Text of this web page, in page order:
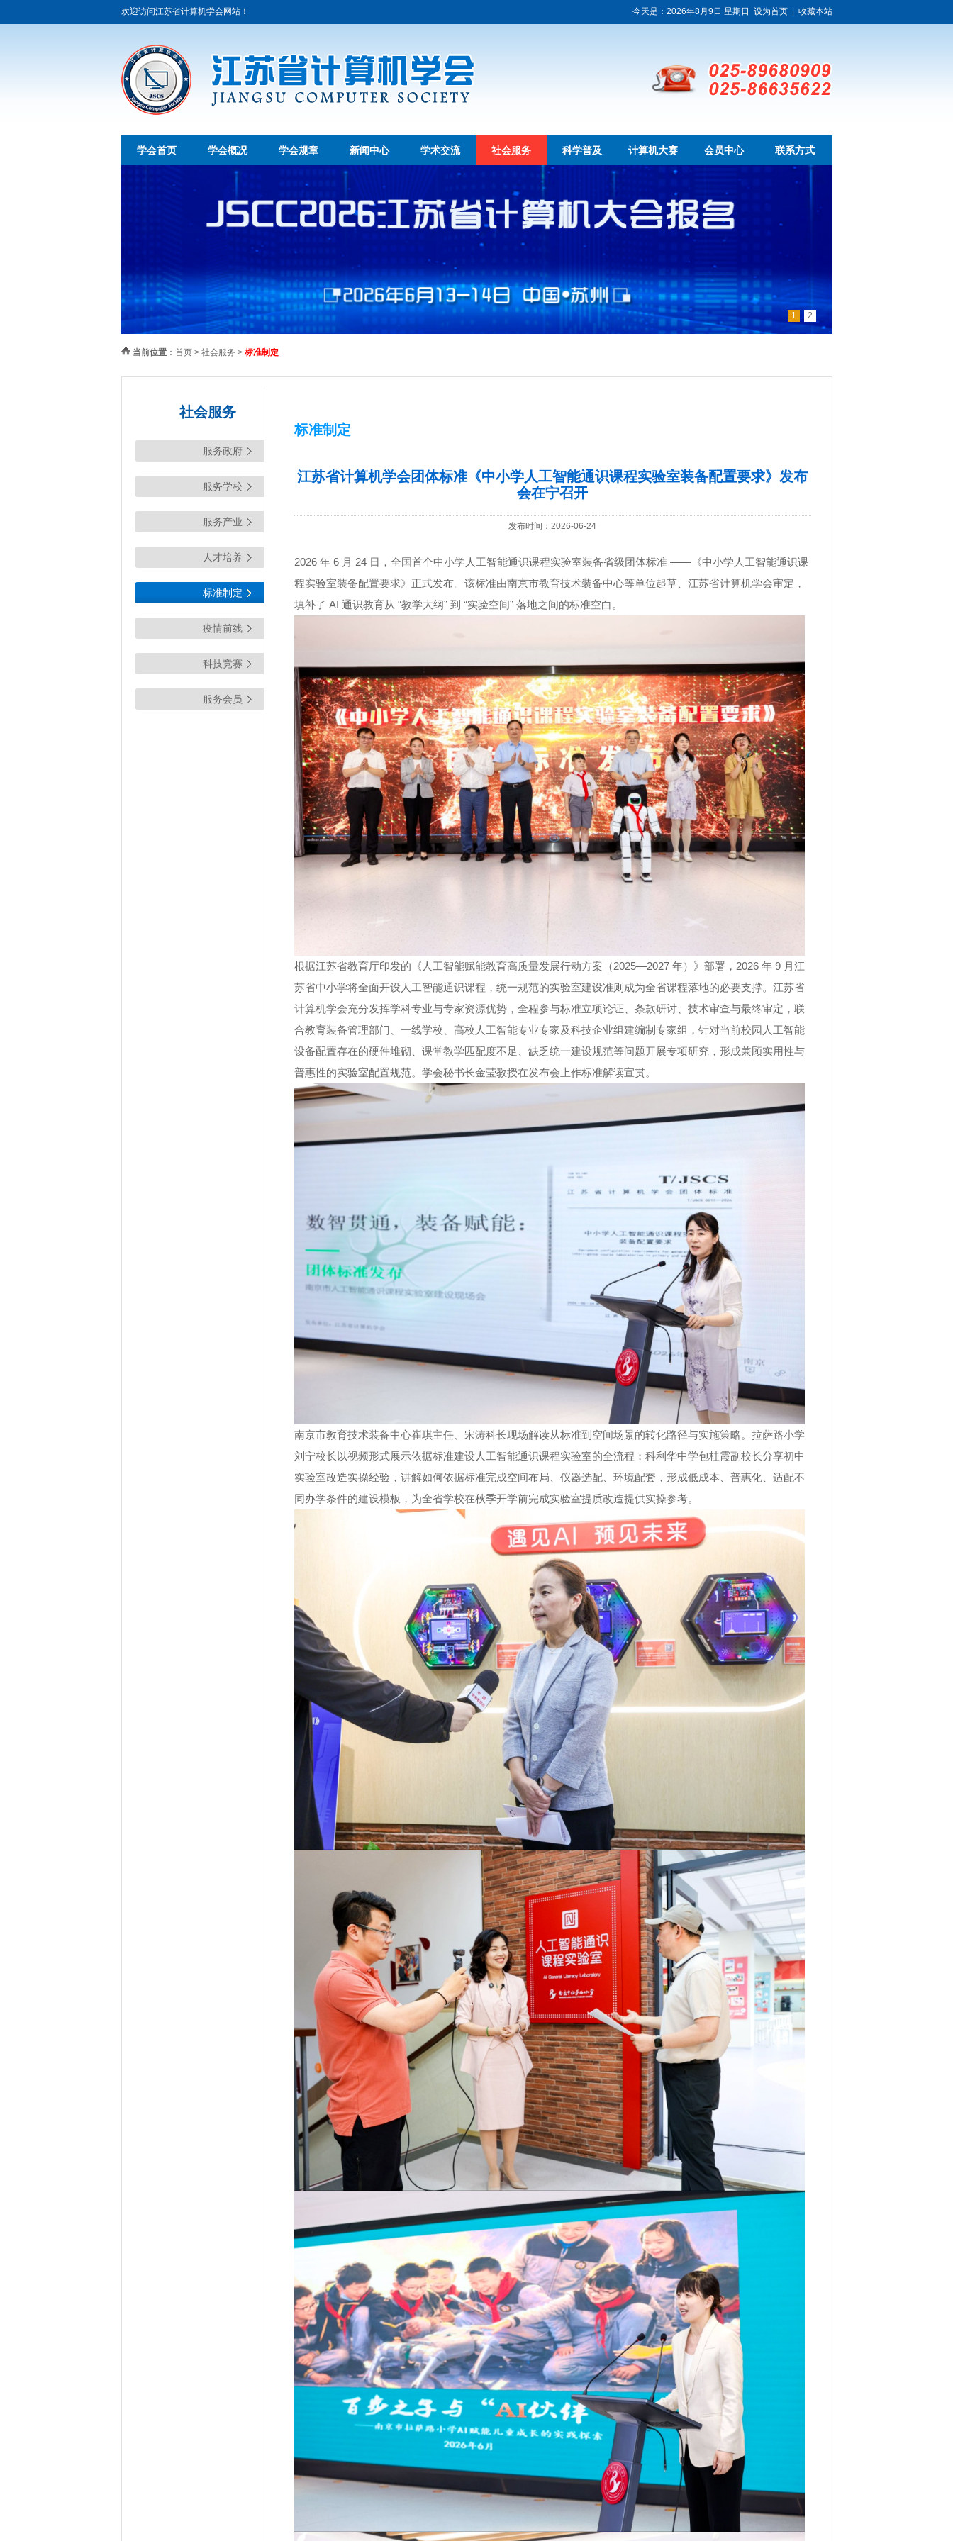
欢迎访问江苏省计算机学会网站！ 今天是：2026年8月9日 星期日 设为首页| 收藏本站
学会首页 学会概况 学会规章 新闻中心 学术交流 社会服务 科学普及 计算机大赛 会员中心 联系方式
1 2
当前位置： 首页> 社会服务 > 标准制定
社会服务
服务政府
服务学校
服务产业
人才培养
标准制定
疫情前线
科技竞赛
服务会员
标准制定
江苏省计算机学会团体标准《中小学人工智能通识课程实验室装备配置要求》发布
会在宁召开
发布时间：2026-06-24
2026 年 6 月 24 日，全国首个中小学人工智能通识课程实验室装备省级团体标准 ——《中小学人工智能通识课
程实验室装备配置要求》正式发布。该标准由南京市教育技术装备中心等单位起草、江苏省计算机学会审定，
填补了 AI 通识教育从 “教学大纲” 到 “实验空间” 落地之间的标准空白。
根据江苏省教育厅印发的《人工智能赋能教育高质量发展行动方案（2025—2027 年）》部署，2026 年 9 月江
苏省中小学将全面开设人工智能通识课程，统一规范的实验室建设准则成为全省课程落地的必要支撑。江苏省
计算机学会充分发挥学科专业与专家资源优势，全程参与标准立项论证、条款研讨、技术审查与最终审定，联
合教育装备管理部门、一线学校、高校人工智能专业专家及科技企业组建编制专家组，针对当前校园人工智能
设备配置存在的硬件堆砌、课堂教学匹配度不足、缺乏统一建设规范等问题开展专项研究，形成兼顾实用性与
普惠性的实验室配置规范。学会秘书长金莹教授在发布会上作标准解读宣贯。
南京市教育技术装备中心崔琪主任、宋涛科长现场解读从标准到空间场景的转化路径与实施策略。拉萨路小学
刘宁校长以视频形式展示依据标准建设人工智能通识课程实验室的全流程；科利华中学包桂霞副校长分享初中
实验室改造实操经验，讲解如何依据标准完成空间布局、仪器选配、环境配套，形成低成本、普惠化、适配不
同办学条件的建设模板，为全省学校在秋季开学前完成实验室提质改造提供实操参考。